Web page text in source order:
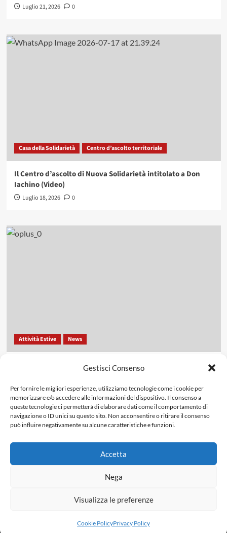
Gestisci Consenso
Per fornire le migliori esperienze, utilizziamo tecnologie come i cookie per
memorizzare e/o accedere alle informazioni del dispositivo. Il consenso a
queste tecnologie ci permetterà di elaborare dati come il comportamento di
navigazione o ID unici su questo sito. Non acconsentire o ritirare il consenso
può influire negativamente su alcune caratteristiche e funzioni.
Accetta
Nega
Visualizza le preferenze
Cookie PolicyPrivacy Policy
Luglio 21, 2026 0
Casa della Solidarietà Centro d’ascolto territoriale
Il Centro d’ascolto di Nuova Solidarietà intitolato a Don
Iachino (Video)
Luglio 18, 2026 0
Attività Estive News
Nuova Solidarietà celebra ‘La famiglia in musica’
IN-CAMMINO Cookie Policy (UE)
Termini e condizioni
89135 Reggio Calabria Italia | C.F. 92061790801 | All rights
reserved.
CoverNews di AF themes.